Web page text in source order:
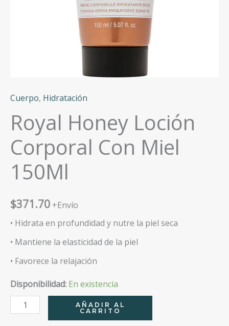
Cuerpo, Hidratación
Royal Honey Loción
Corporal Con Miel
150Ml
$371.70 +Envío
• Hidrata en profundidad y nutre la piel seca
• Mantiene la elasticidad de la piel
• Favorece la relajación
Disponibilidad: En existencia
Royal
Honey
AÑADIR AL
CARRITO